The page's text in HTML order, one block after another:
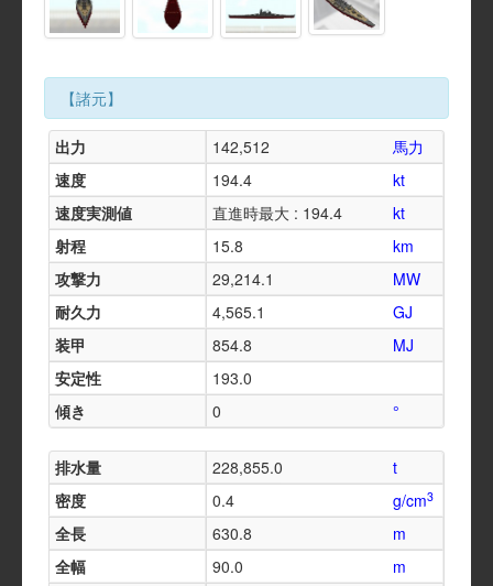
【諸元】
出力 142,512
馬力
速度
194.4
kt
速度実測値
直進時最大 : 194.4
kt
射程
15.8
km
攻撃力
29,214.1
MW
耐久力
4,565.1
GJ
装甲
854.8
MJ
安定性
193.0
傾き
0 °
排水量 228,855.0
t
密度
0.4 g/cm3
全長 630.8
m
全幅
90.0
m